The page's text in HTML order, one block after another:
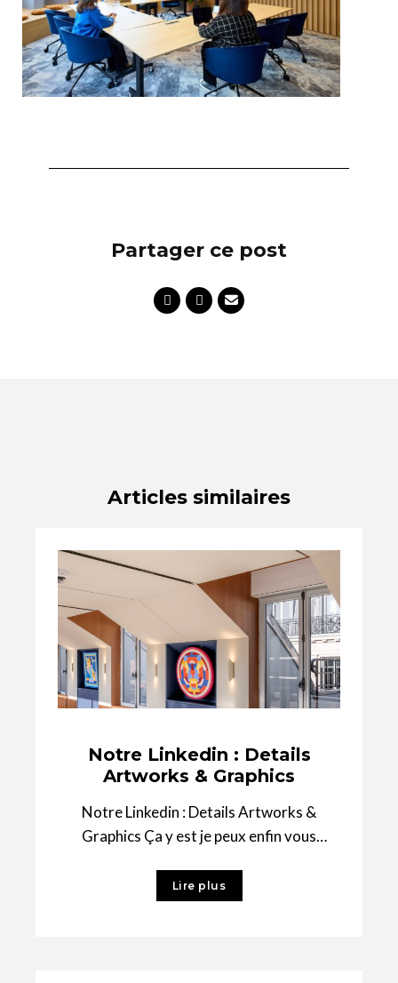
Partager ce post
Articles similaires
Notre Linkedin : Details
Artworks & Graphics
Notre Linkedin : Details Artworks &
Graphics Ça y est je peux enfin vous
Chambers
Lire plus